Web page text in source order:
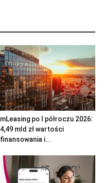
mLeasing po I półroczu 2026:
4,49 mld zł wartości
finansowania i...